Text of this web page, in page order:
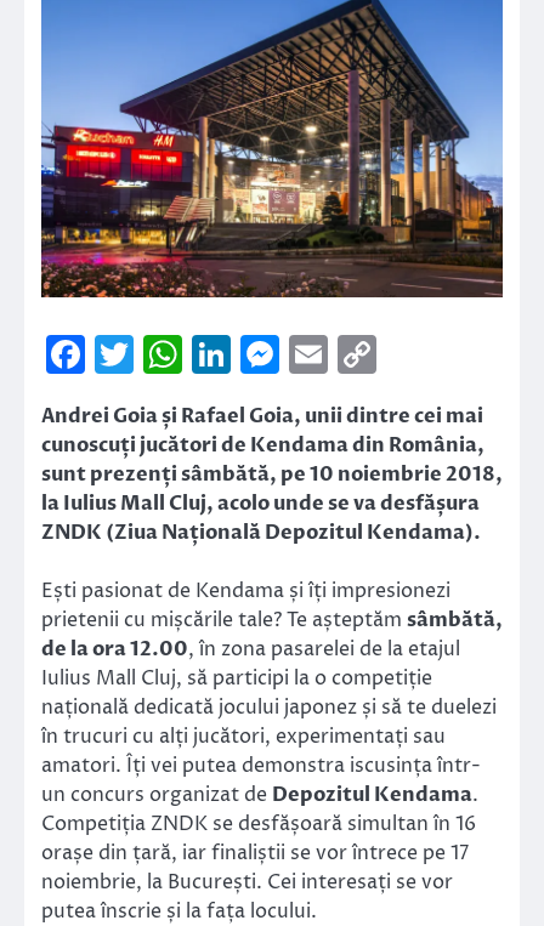
Facebook
Twitter
WhatsApp
LinkedIn
Messenger
Email
Link
Andrei Goia și Rafael Goia, unii dintre cei mai
cunoscuți jucători de Kendama din România,
sunt prezenți sâmbătă, pe 10 noiembrie 2018,
la Iulius Mall Cluj, acolo unde se va desfășura
ZNDK (Ziua Națională Depozitul Kendama).
Ești pasionat de Kendama și îți impresionezi
prietenii cu mișcările tale? Te așteptăm sâmbătă,
de la ora 12.00, în zona pasarelei de la etajul
Iulius Mall Cluj, să participi la o competiție
națională dedicată jocului japonez și să te duelezi
în trucuri cu alți jucători, experimentați sau
amatori. Îți vei putea demonstra iscusința într-
un concurs organizat de Depozitul Kendama.
Competiția ZNDK se desfășoară simultan în 16
orașe din țară, iar finaliștii se vor întrece pe 17
noiembrie, la București. Cei interesați se vor
putea înscrie și la fața locului.